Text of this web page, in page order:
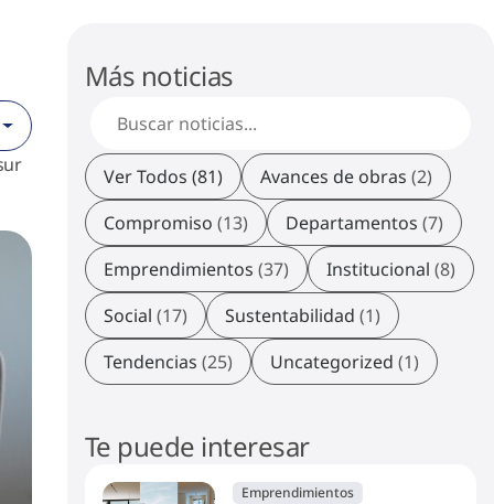
Más noticias
Ver Todos (81) Avances de obras (2)
Compromiso (13) Departamentos (7)
Emprendimientos (37) Institucional (8)
Social (17) Sustentabilidad (1)
Tendencias (25) Uncategorized (1)
Te puede interesar
Emprendimientos